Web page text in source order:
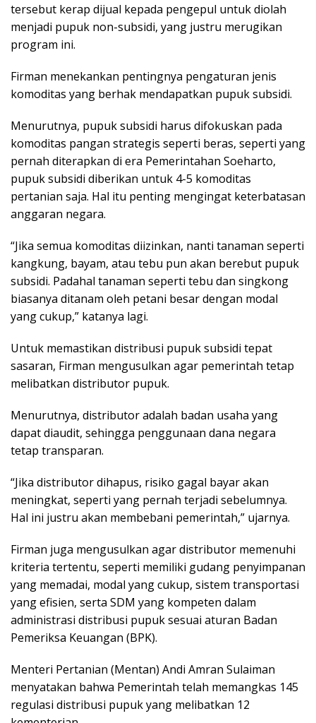
tersebut kerap dijual kepada pengepul untuk diolah
menjadi pupuk non-subsidi, yang justru merugikan
program ini.
Firman menekankan pentingnya pengaturan jenis
komoditas yang berhak mendapatkan pupuk subsidi.
Menurutnya, pupuk subsidi harus difokuskan pada
komoditas pangan strategis seperti beras, seperti yang
pernah diterapkan di era Pemerintahan Soeharto,
pupuk subsidi diberikan untuk 4-5 komoditas
pertanian saja. Hal itu penting mengingat keterbatasan
anggaran negara.
“Jika semua komoditas diizinkan, nanti tanaman seperti
kangkung, bayam, atau tebu pun akan berebut pupuk
subsidi. Padahal tanaman seperti tebu dan singkong
biasanya ditanam oleh petani besar dengan modal
yang cukup,” katanya lagi.
Untuk memastikan distribusi pupuk subsidi tepat
sasaran, Firman mengusulkan agar pemerintah tetap
melibatkan distributor pupuk.
Menurutnya, distributor adalah badan usaha yang
dapat diaudit, sehingga penggunaan dana negara
tetap transparan.
“Jika distributor dihapus, risiko gagal bayar akan
meningkat, seperti yang pernah terjadi sebelumnya.
Hal ini justru akan membebani pemerintah,” ujarnya.
Firman juga mengusulkan agar distributor memenuhi
kriteria tertentu, seperti memiliki gudang penyimpanan
yang memadai, modal yang cukup, sistem transportasi
yang efisien, serta SDM yang kompeten dalam
administrasi distribusi pupuk sesuai aturan Badan
Pemeriksa Keuangan (BPK).
Menteri Pertanian (Mentan) Andi Amran Sulaiman
menyatakan bahwa Pemerintah telah memangkas 145
regulasi distribusi pupuk yang melibatkan 12